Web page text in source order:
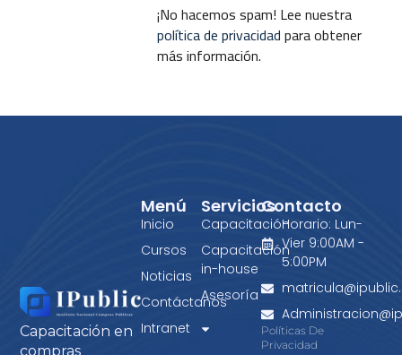
¡No hacemos spam! Lee nuestra
política de privacidadpara obtener
más información.
Capacitación en
compras
Servicios
Capacitación
Capacitación
in-house
Asesoría
Menú
Inicio
Cursos
Noticias
Contáctanos
Intranet
Contacto
Horario: Lun-
Vier 9:00AM -
5:00PM
Políticas De
Privacidad